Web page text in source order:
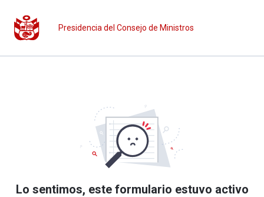
Presidencia del Consejo de Ministros
Lo sentimos, este formulario estuvo activo